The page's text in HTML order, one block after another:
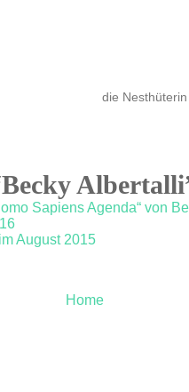
die Nesthüterin
Sapiens Agenda“ von
August 2015
Home